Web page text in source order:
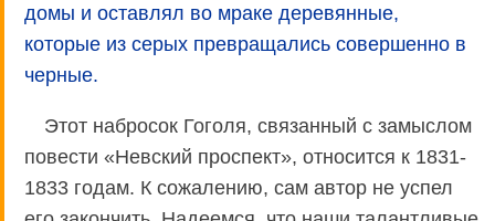
домы и оставлял во мраке деревянные,
которые из серых превращались совершенно в
черные.
Этот набросок Гоголя, связанный с замыслом
повести «Невский проспект», относится к 1831-
1833 годам. К сожалению, сам автор не успел